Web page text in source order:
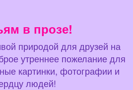
в прозе!
природой для друзей на
утреннее пожелание для
картинки, фотографии и
людей!